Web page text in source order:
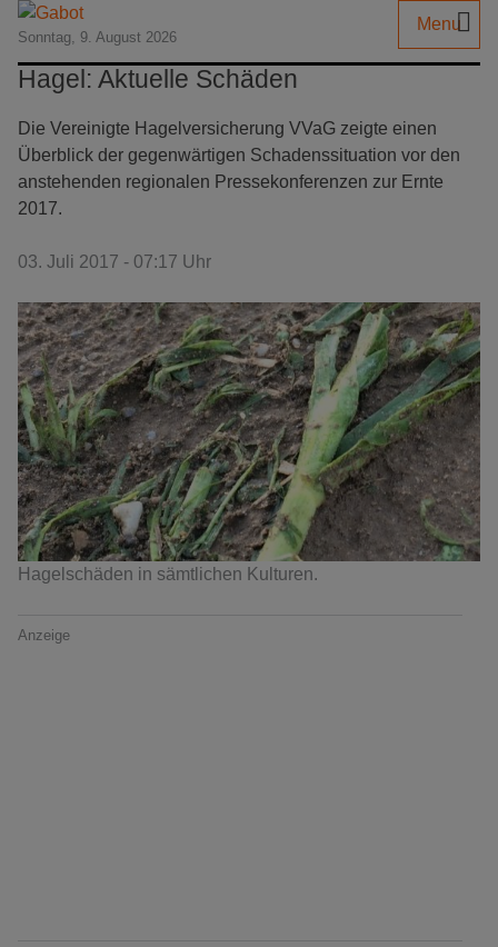
Sonntag, 9. August 2026
Menu
Hagel: Aktuelle Schäden
Die Vereinigte Hagelversicherung VVaG zeigte einen
Überblick der gegenwärtigen Schadenssituation vor den
anstehenden regionalen Pressekonferenzen zur Ernte
2017.
03. Juli 2017 - 07:17 Uhr
Hagelschäden in sämtlichen Kulturen.
Anzeige